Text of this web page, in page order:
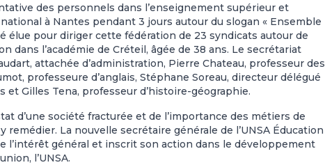
des personnels dans l’enseignement supérieur et
à Nantes pendant 3 jours autour du slogan « Ensemble
élue pour diriger cette fédération de 23 syndicats autour de
dans l’académie de Créteil, âgée de 38 ans. Le secrétariat
attachée d’administration, Pierre Chateau, professeur des
professeure d’anglais, Stéphane Soreau, directeur délégué
Gilles Tena, professeur d’histoire-géographie.
d’une société fracturée et de l’importance des métiers de
La nouvelle secrétaire générale de l’UNSA Éducation
l’intérêt général et inscrit son action dans le développement
l’UNSA.